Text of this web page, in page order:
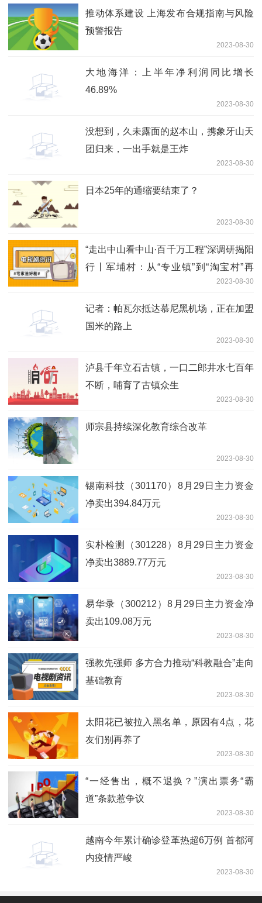
推动体系建设 上海发布合规指南与风险
预警报告
2023-08-30
大地海洋：上半年净利润同比增长
46.89%
2023-08-30
没想到，久未露面的赵本山，携象牙山天
团归来，一出手就是王炸
2023-08-30
日本25年的通缩要结束了？
2023-08-30
“走出中山看中山·百千万工程”深调研揭阳
行丨军埔村：从“专业镇”到“淘宝村”再
2023-08-30
记者：帕瓦尔抵达慕尼黑机场，正在加盟
国米的路上
2023-08-30
泸县千年立石古镇，一口二郎井水七百年
不断，哺育了古镇众生
2023-08-30
师宗县持续深化教育综合改革
2023-08-30
锡南科技（301170）8月29日主力资金
净卖出394.84万元
2023-08-30
实朴检测（301228）8月29日主力资金
净卖出3889.77万元
2023-08-30
易华录（300212）8月29日主力资金净
卖出109.08万元
2023-08-30
强教先强师 多方合力推动“科教融合”走向
基础教育
2023-08-30
太阳花已被拉入黑名单，原因有4点，花
友们别再养了
2023-08-30
“一经售出，概不退换？”演出票务“霸
道”条款惹争议
2023-08-30
越南今年累计确诊登革热超6万例 首都河
内疫情严峻
2023-08-30